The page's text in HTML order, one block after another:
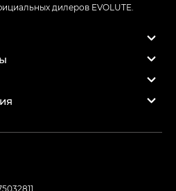
дилеров EVOLUTE.